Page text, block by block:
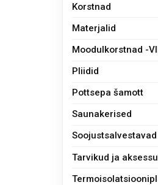
Korstnad
Materjalid
Moodulkorstnad -
Pliidid
Pottsepa šamott
Saunakerised
Tarvikud ja